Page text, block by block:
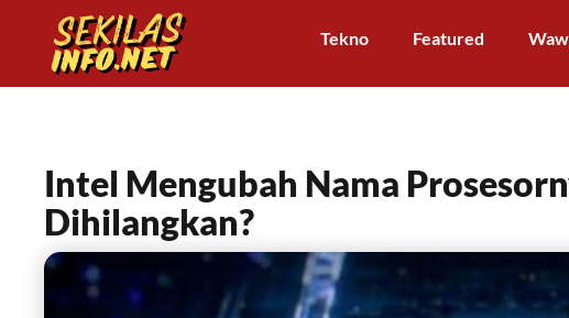
Tekno Featured
Intel Mengubah Nama
Dihilangkan?